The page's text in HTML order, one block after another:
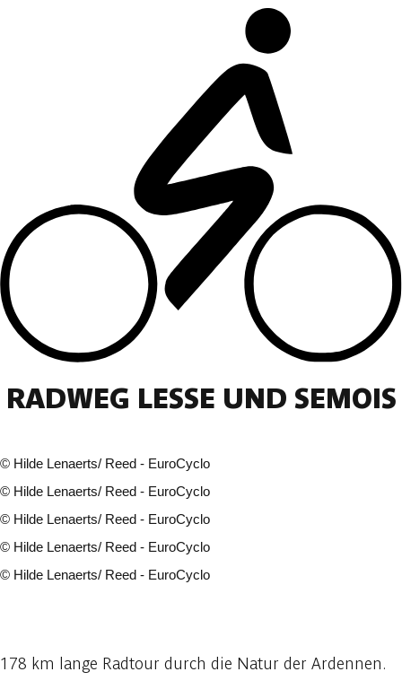
RADWEG LESSE UND SEMOIS
© Hilde Lenaerts/ Reed - EuroCyclo
© Hilde Lenaerts/ Reed - EuroCyclo
© Hilde Lenaerts/ Reed - EuroCyclo
© Hilde Lenaerts/ Reed - EuroCyclo
© Hilde Lenaerts/ Reed - EuroCyclo
178 km lange Radtour durch die Natur der Ardennen.